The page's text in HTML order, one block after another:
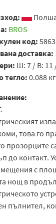
BROS
код: 5863
доставка:
Ш: 7 / В: 11
тегло: 0.088 кг
това го
прозорците
до контакт.
с
нощ в
пълнител,